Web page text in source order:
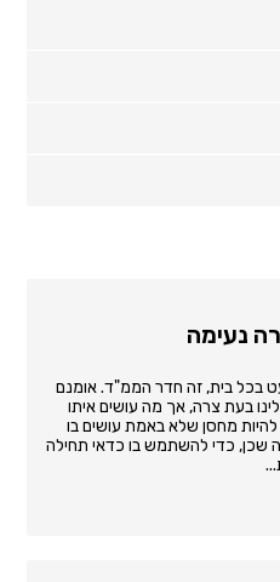
נעימה
בכל בית, זה חדר הממ"ד. אומנם
בעת צרה, אך מה עושים איתו
להיות מחסן שלא באמת עושים בו
שכן, כדי להשתמש בו כדאי תחילה